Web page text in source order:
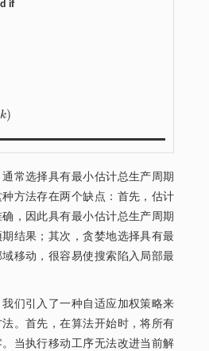
if
k)
常选择具有最小估计总生产周期
方法存在两个缺点：首先，估计
，因此具有最小估计总生产周期
结果；其次，贪婪地选择具有最
移动，很容易使搜索陷入局部最
们引入了一种自适应加权策略来
。首先，在算法开始时，将所有
当执行移动工序无法改进当前解